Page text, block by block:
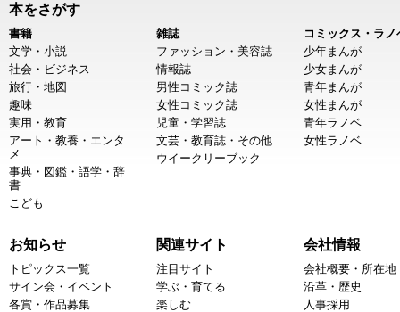
本をさがす
書籍
文学・小説
社会・ビジネス
旅行・地図
趣味
実用・教育
アート・教養・エンタ
メ
事典・図鑑・語学・辞
書
こども
雑誌
ファッション・美容誌
情報誌
男性コミック誌
女性コミック誌
児童・学習誌
文芸・教育誌・その他
ウイークリーブック
コミックス・ラノ
少年まんが
少女まんが
青年まんが
女性まんが
青年ラノベ
女性ラノベ
お知らせ
トピックス一覧
サイン会・イベント
各賞・作品募集
関連サイト
注目サイト
学ぶ・育てる
楽しむ
会社情報
会社概要・所在地
沿革・歴史
人事採用